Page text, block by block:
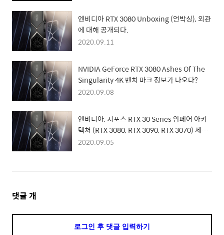
엔비디아 RTX 3080 Unboxing (언박싱), 외관
에 대해 공개되다.
2020.09.11
NVIDIA GeForce RTX 3080 Ashes Of The
Singularity 4K 벤치 마크 정보가 나오다?
2020.09.08
엔비디아, 지포스 RTX 30 Series 암페어 아키
텍처 (RTX 3080, RTX 3090, RTX 3070) 세부
정보 공개!
2020.09.05
댓
댓글 개
로그인 후 댓글 입력하기